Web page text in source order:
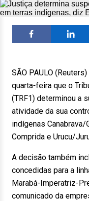
SÃO PAULO
quarta-feira que o
(TRF1) determinou a
atividade da sua
indígenas Canabrava/
Comprida e Urucu/
A decisão também
concedidas para a
Marabá-Imperatriz-
comunicado da